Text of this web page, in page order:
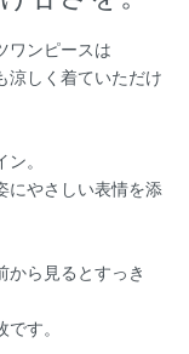
ワンピースは
涼しく着ていただけ
。
にやさしい表情を添
から見るとすっき
す。